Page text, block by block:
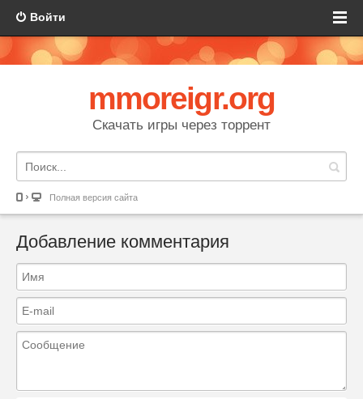
Войти
mmoreigr.org
Скачать игры через торрент
Полная версия сайта
Добавление комментария